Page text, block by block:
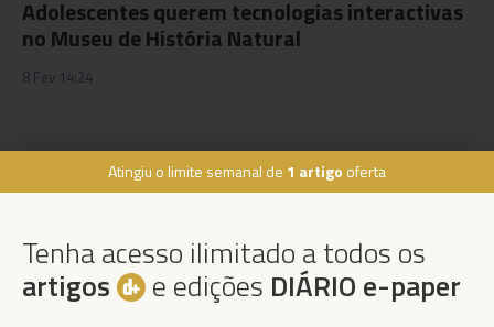
Atingiu o limite semanal de 1 artigo oferta
Tenha acesso ilimitado a todos os
artigos e edições DIÁRIO e-paper
Adolescentes querem tecnologias interactivas
no Museu de História Natural
8 Fev 14:24
291 202 300
Instale a nossa App
Podcasts ×